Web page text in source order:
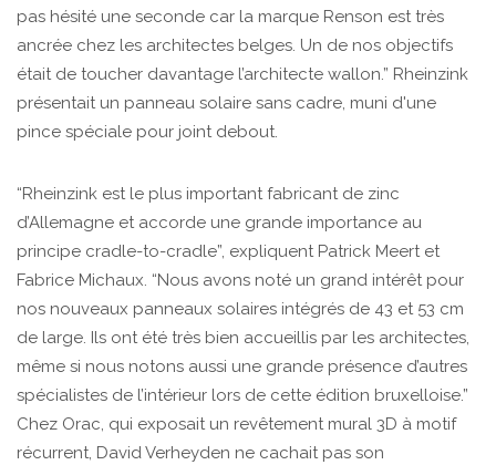
pas hésité une seconde car la marque Renson est très
ancrée chez les architectes belges. Un de nos objectifs
était de toucher davantage l’architecte wallon.” Rheinzink
présentait un panneau solaire sans cadre, muni d'une
pince spéciale pour joint debout.
“Rheinzink est le plus important fabricant de zinc
d’Allemagne et accorde une grande importance au
principe cradle-to-cradle”, expliquent Patrick Meert et
Fabrice Michaux. “Nous avons noté un grand intérêt pour
nos nouveaux panneaux solaires intégrés de 43 et 53 cm
de large. Ils ont été très bien accueillis par les architectes,
même si nous notons aussi une grande présence d’autres
spécialistes de l’intérieur lors de cette édition bruxelloise.”
Chez Orac, qui exposait un revêtement mural 3D à motif
récurrent, David Verheyden ne cachait pas son